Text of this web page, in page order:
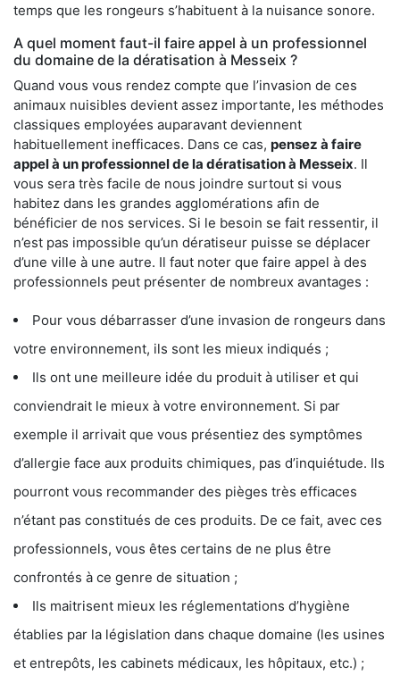
temps que les rongeurs s’habituent à la nuisance sonore.
A quel moment faut-il faire appel à un professionnel
du domaine de la dératisation à Messeix ?
Quand vous vous rendez compte que l’invasion de ces
animaux nuisibles devient assez importante, les méthodes
classiques employées auparavant deviennent
habituellement inefficaces. Dans ce cas, pensez à faire
appel à un professionnel de la dératisation à Messeix. Il
vous sera très facile de nous joindre surtout si vous
habitez dans les grandes agglomérations afin de
bénéficier de nos services. Si le besoin se fait ressentir, il
n’est pas impossible qu’un dératiseur puisse se déplacer
d’une ville à une autre. Il faut noter que faire appel à des
professionnels peut présenter de nombreux avantages :
Pour vous débarrasser d’une invasion de rongeurs dans
votre environnement, ils sont les mieux indiqués ;
Ils ont une meilleure idée du produit à utiliser et qui
conviendrait le mieux à votre environnement. Si par
exemple il arrivait que vous présentiez des symptômes
d’allergie face aux produits chimiques, pas d’inquiétude. Ils
pourront vous recommander des pièges très efficaces
n’étant pas constitués de ces produits. De ce fait, avec ces
professionnels, vous êtes certains de ne plus être
confrontés à ce genre de situation ;
Ils maitrisent mieux les réglementations d’hygiène
établies par la législation dans chaque domaine (les usines
et entrepôts, les cabinets médicaux, les hôpitaux, etc.) ;